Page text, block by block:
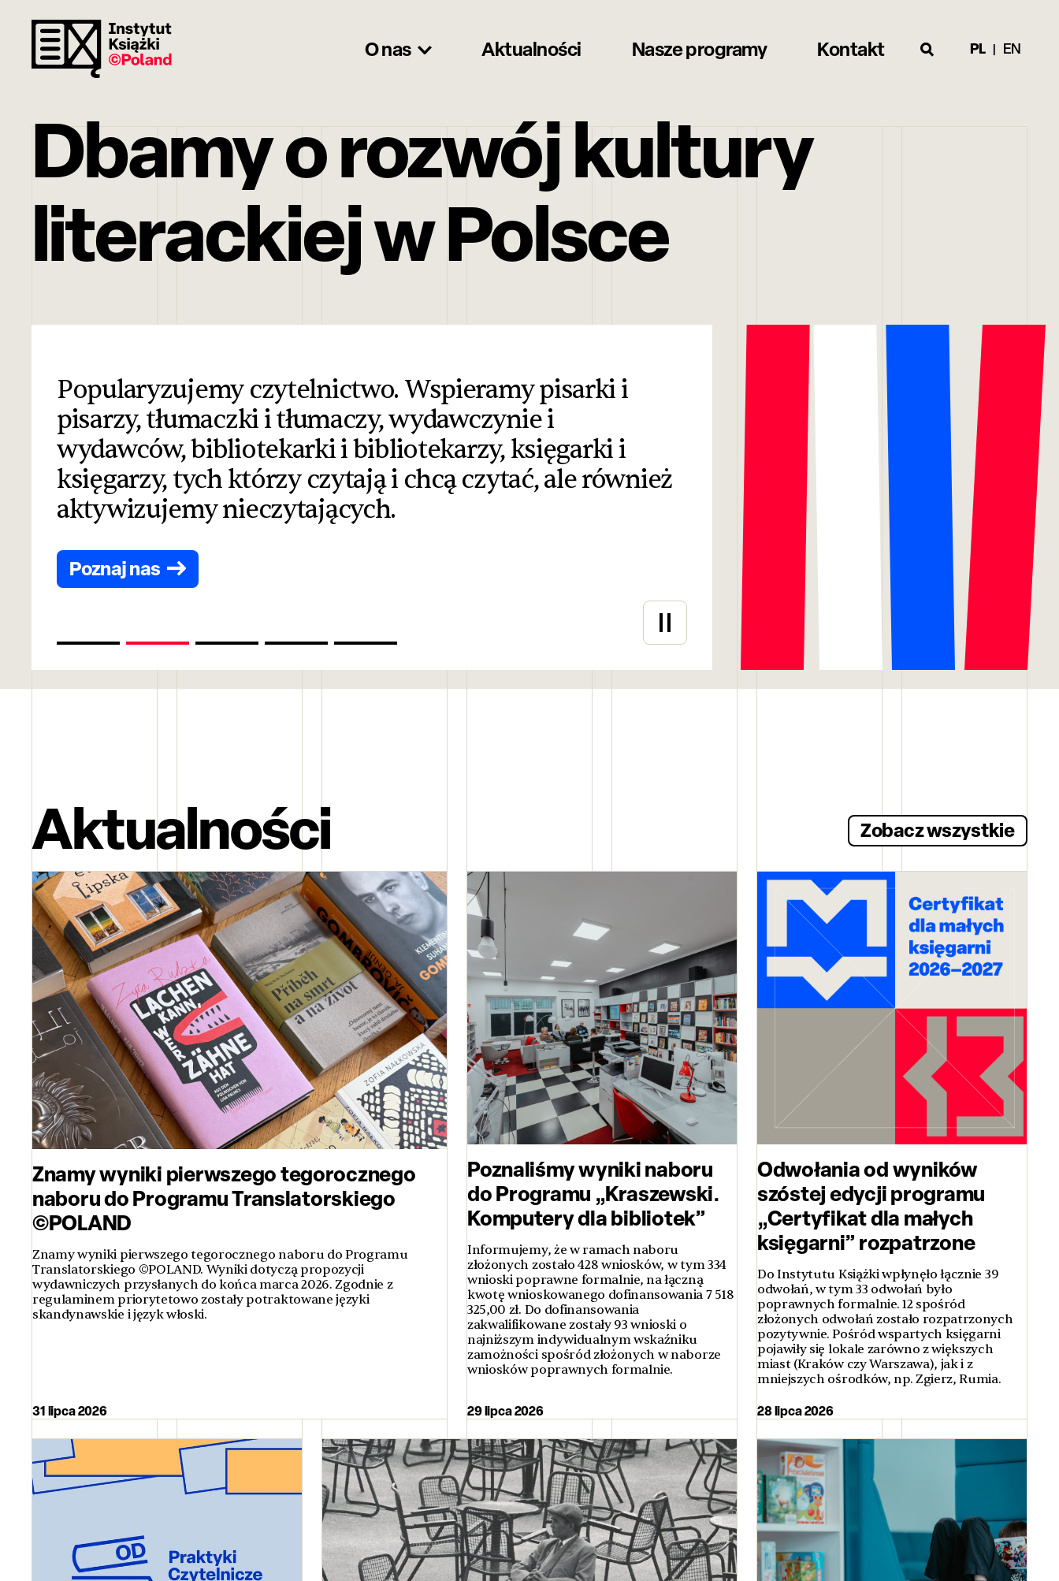
O nas Aktualności Nasze programy Kontakt PL EN
Dbamy o rozwój kultury
literackiej w Polsce
Popularyzujemy czytelnictwo. Wspieramy pisarki i
pisarzy, tłumaczki i tłumaczy, wydawczynie i
wydawców, bibliotekarki i bibliotekarzy, księgarki i
księgarzy, tych którzy czytają i chcą czytać, ale również
aktywizujemy nieczytających.
Poznaj nas
Aktualności
Znamy wyniki pierwszego tegorocznego
naboru do Programu Translatorskiego
©POLAND
Znamy wyniki pierwszego tegorocznego naboru do Programu
Translatorskiego ©POLAND. Wyniki dotyczą propozycji
wydawniczych przysłanych do końca marca 2026. Zgodnie z
regulaminem priorytetowo zostały potraktowane języki
skandynawskie i język włoski.
31 lipca 2026
Poznaliśmy wyniki naboru
do Programu „Kraszewski.
Komputery dla bibliotek”
Informujemy, że w ramach naboru
złożonych zostało 428 wniosków, w tym 334
wnioski poprawne formalnie, na łączną
kwotę wnioskowanego dofinansowania 7 518
325,00 zł. Do dofinansowania
zakwalifikowane zostały 93 wnioski o
najniższym indywidualnym wskaźniku
zamożności spośród złożonych w naborze
wniosków poprawnych formalnie.
29 lipca 2026
Odwołania od wyników
szóstej edycji programu
„Certyfikat dla małych
księgarni” rozpatrzone
Do Instytutu Książki wpłynęło łącznie 39
odwołań, w tym 33 odwołań było
poprawnych formalnie. 12 spośród
złożonych odwołań zostało rozpatrzonych
pozytywnie. Pośród wspartych księgarni
pojawiły się lokale zarówno z większych
miast (Kraków czy Warszawa), jak i z
mniejszych ośrodków, np. Zgierz, Rumia.
28 lipca 2026
Zobacz wszystkie